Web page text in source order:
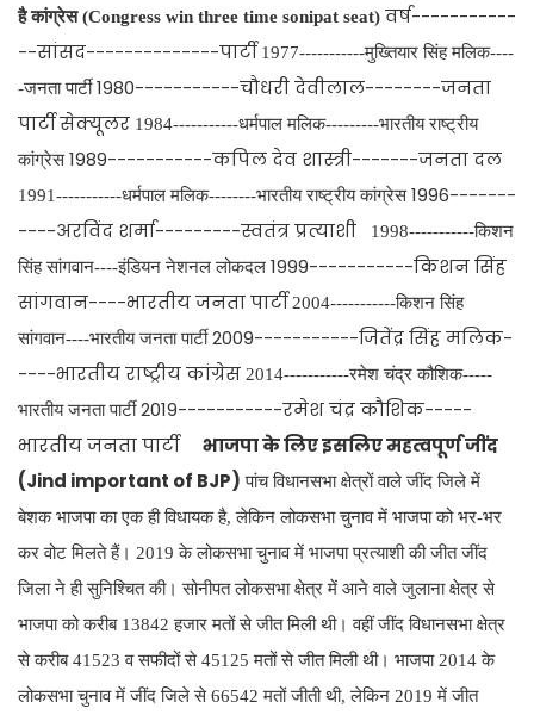
है कांग्रेस (Congress win three time sonipat seat) वर्ष-----------
--सांसद--------------पार्टी1977-----------मुख्तियार सिंह मलिक----
-जनता पार्टी1980-----------चौधरी देवीलाल--------जनता
पार्टी सेक्यूलर 1984-----------धर्मपाल मलिक---------भारतीय राष्ट्रीय
कांग्रेस1989-----------कपिल देव शास्त्री-------जनता दल
1991-----------धर्मपाल मलिक--------भारतीय राष्ट्रीय कांग्रेस1996-------
----अरविंद शर्मा---------स्वतंत्र प्रत्याशी
1998-----------किशन
सिंह सांगवान----इंडियन नेशनल लोकदल 1999-----------किशन सिंह
सांगवान----भारतीय जनता पार्टी2004-----------किशन सिंह
सांगवान----भारतीय जनता पार्टी2009-----------जितेंद्र सिंह मलिक-
----भारतीय राष्ट्रीय कांग्रेस 2014-----------रमेश चंद्र कौशिक-----
भारतीय जनता पार्टी2019-----------रमेश चंद्र कौशिक-----
भारतीय जनता पार्टी भाजपा के लिए इसलिए महत्वपूर्ण जींद
(Jind important of BJP) पांच विधानसभा क्षेत्रों वाले जींद जिले में
बेशक भाजपा का एक ही विधायक है, लेकिन लोकसभा चुनाव में भाजपा को भर-भर
कर वोट मिलते हैं। 2019 के लोकसभा चुनाव में भाजपा प्रत्याशी की जीत जींद
जिला ने ही सुनिश्चित की। सोनीपत लोकसभा क्षेत्र में आने वाले जुलाना क्षेत्र से
भाजपा को करीब 13842 हजार मतों से जीत मिली थी। वहीं जींद विधानसभा क्षेत्र
से करीब 41523 व सफीदों से 45125 मतों से जीत मिली थी। भाजपा 2014 के
लोकसभा चुनाव में जींद जिले से 66542 मतों जीती थी, लेकिन 2019 में जीत